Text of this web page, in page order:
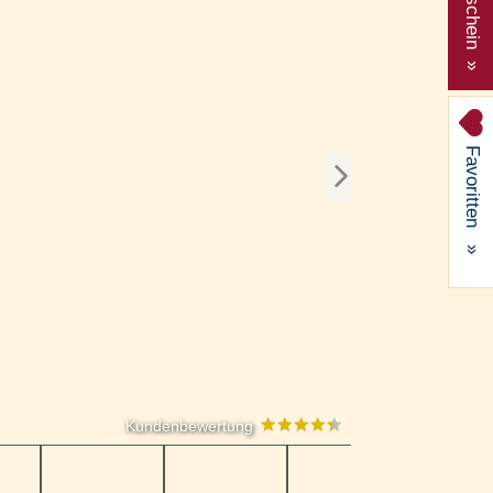
Favoritten
»
Kundenbewertung